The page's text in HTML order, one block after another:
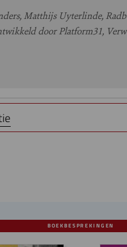
Matthijs Uyterlinde,
door Platform31,
BOEKBESPREKINGEN